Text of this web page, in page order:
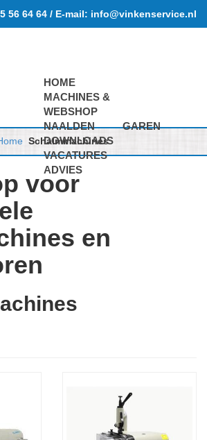
56 64 64 / E-mail: info@vinkenservice.nl
HOME
MACHINES &
WEBSHOP
NAALDEN
GAREN
DOWNLOADS
VACATURES
ADVIES
Schalmmachines
voor
en